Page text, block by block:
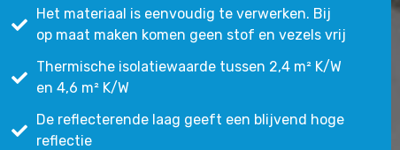
Het materiaal is eenvoudig te verwerken. Bij
op maat maken komen geen stof en vezels vrij
Thermische isolatiewaarde tussen 2,4 m² K/W
en 4,6 m² K/W
De reflecterende laag geeft een blijvend hoge
reflectie